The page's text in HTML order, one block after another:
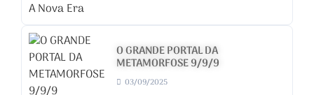
O GRANDE PORTAL DA
METAMORFOSE 9/9/9
03/09/2025